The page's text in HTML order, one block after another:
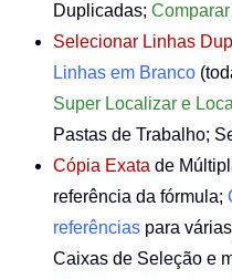
Duplicadas;
Selecionar Linhas
Linhas em Branco
Super Localizar e
Pastas de Trabalho;
Cópia Exata de
referência da fórmula;
referências para
Caixas de Seleção e